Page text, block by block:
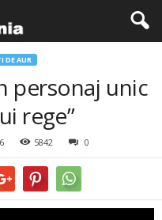
DE AUR
personaj unic
rege”
5842 0